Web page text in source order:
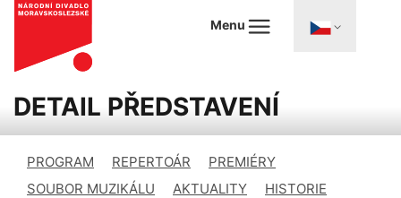
Menu
DETAIL PŘEDSTAVENÍ
PROGRAM REPERTOÁR
PREMIÉRY
SOUBOR MUZIKÁLU
AKTUALITY
HISTORIE